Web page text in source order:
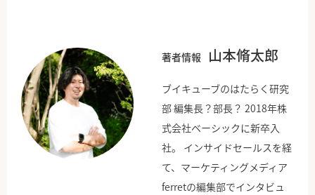
著者情報 山本脩太郎
ブイキューブのはたらく研究
部 編集長？部長？ 2018年株
式会社ベーシックに新卒入
社。 インサイドセールスを経
て、マーケティングメディア
ferretの編集部でインタビュ